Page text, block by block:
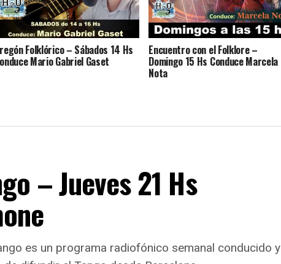
Folklórico – Sábados 14 Hs
Mario Gabriel Gaset
Encuentro con el Folklore –
Domingo 15 Hs Conduce Marcela
Nota
– Jueves 21 Hs
es un programa radiofónico semanal conducido y